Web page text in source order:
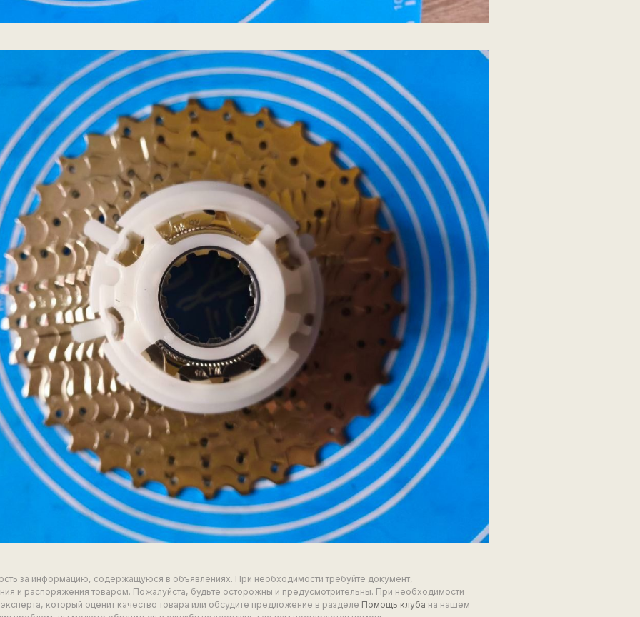
за информацию, содержащуюся в объявлениях. При необходимости требуйте документ,
и распоряжения товаром. Пожалуйста, будьте осторожны и предусмотрительны. При необходимости
который оценит качество товара или обсудите предложение в разделе Помощь клуба на нашем